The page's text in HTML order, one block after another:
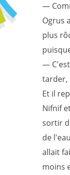
—
Ogrus
plus
—
tarder,
Et il
Nifnif
sortir
de
allait
moins